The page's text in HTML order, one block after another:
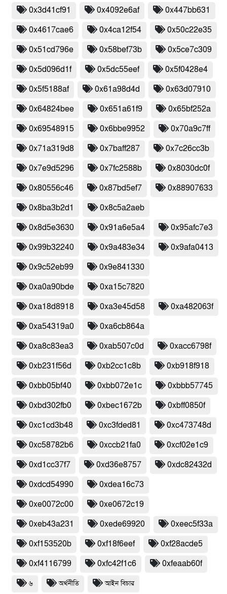
0x3d41cf91 0x4092e6af 0x447bb631
0x4617cae6 0x4ca12f54 0x50c22e35
0x51cd796e 0x58bef73b 0x5ce7c309
0x5d096d1f 0x5dc55eef 0x5f0428e4
0x5f5188af 0x61a98d4d 0x63d07910
0x64824bee 0x651a61f9 0x65bf252a
0x69548915 0x6bbe9952 0x70a9c7ff
0x71a319d8 0x7baff287 0x7c26cc3b
0x7e9d5296 0x7fc2588b 0x8030dc0f
0x80556c46 0x87bd5ef7 0x88907633
0x8ba3b2d1 0x8c5a2aeb
0x8d5e3630 0x91a6e5a4 0x95afc7e3
0x99b32240 0x9a483e34 0x9afa0413
0x9c52eb99 0x9e841330
0xa0a90bde 0xa15c7820
0xa18d8918 0xa3e45d58 0xa482063f
0xa54319a0 0xa6cb864a
0xa8c83ea3 0xab507c0d 0xacc6798f
0xb231f56d 0xb2cc1c8b 0xb918f918
0xbb05bf40 0xbb072e1c 0xbbb57745
0xbd302fb0 0xbec1672b 0xbff0850f
0xc1cd3b48 0xc3fded81 0xc473748d
0xc58782b6 0xccb21fa0 0xcf02e1c9
0xd1cc37f7 0xd36e8757 0xdc82432d
0xdcd54990 0xdea16c73
0xe0072c00 0xe0672c19
0xeb43a231 0xede69920 0xeec5f33a
0xf153520b 0xf18f6eef 0xf28acde5
0xf4116799 0xfc42f1c6 0xfeaab60f
৬ অর্থনীতি আইন বিচার